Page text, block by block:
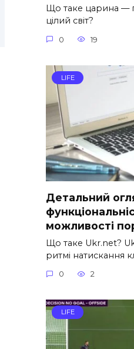
Що таке царина —
цілий світ?
0 19
LIFE
Детальний
можливості
Що таке Ukr.net?
ритмі натискання
0 2
LIFE